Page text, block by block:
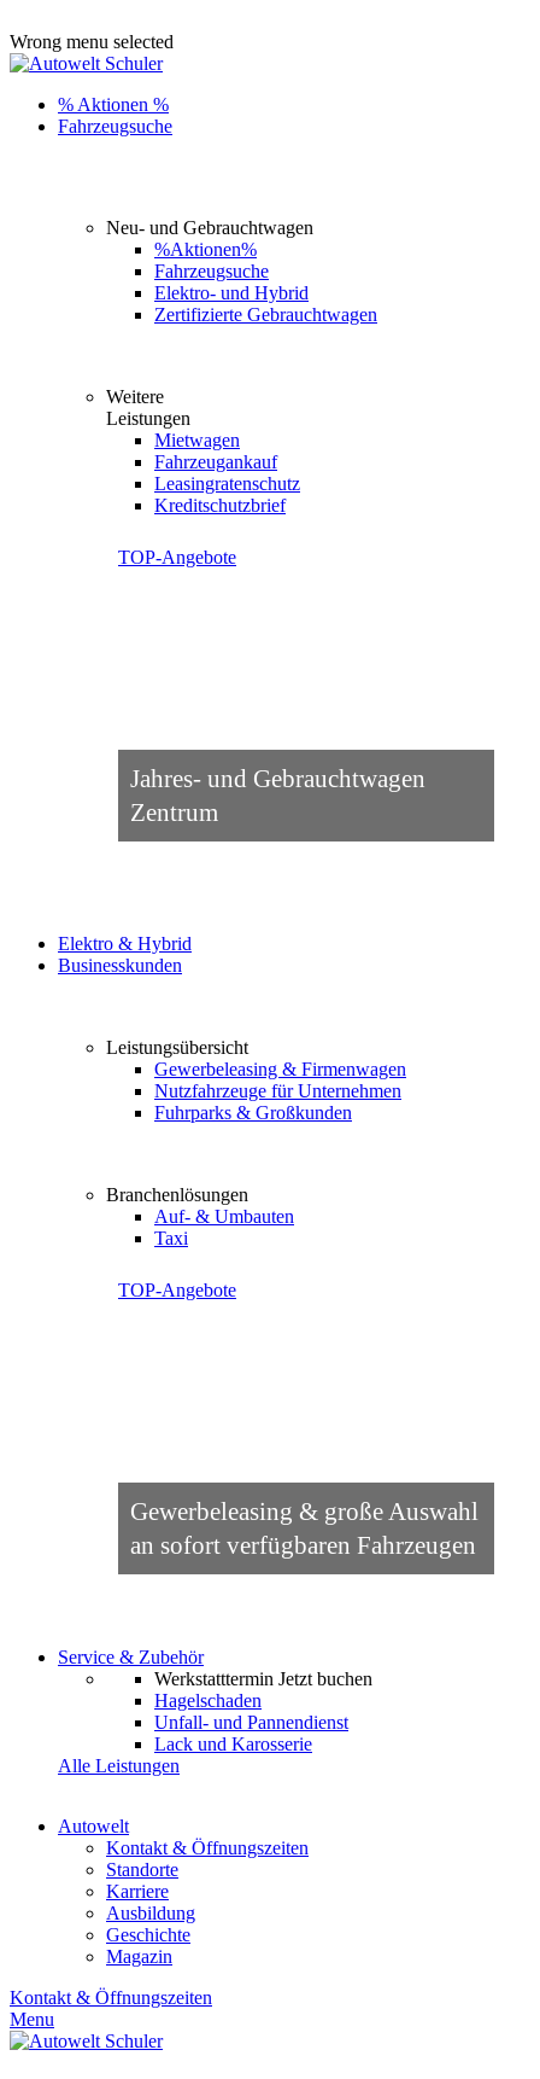
Wrong menu selected
% Aktionen %
Fahrzeugsuche
Neu- und Gebrauchtwagen
%Aktionen%
Fahrzeugsuche
Elektro- und Hybrid
Zertifizierte Gebrauchtwagen
Weitere
Leistungen
Mietwagen
Fahrzeugankauf
Leasingratenschutz
Kreditschutzbrief
TOP-Angebote
Jahres- und Gebrauchtwagen
Zentrum
Elektro & Hybrid
Businesskunden
Leistungsübersicht
Gewerbeleasing & Firmenwagen
Nutzfahrzeuge für Unternehmen
Fuhrparks & Großkunden
Branchenlösungen
Auf- & Umbauten
Taxi
TOP-Angebote
Gewerbeleasing & große Auswahl
an sofort verfügbaren Fahrzeugen
Service & Zubehör
Werkstatttermin Jetzt buchen
Hagelschaden
Unfall- und Pannendienst
Lack und Karosserie
Alle Leistungen
Autowelt
Kontakt & Öffnungszeiten
Standorte
Karriere
Ausbildung
Geschichte
Magazin
Kontakt & Öffnungszeiten
Menu